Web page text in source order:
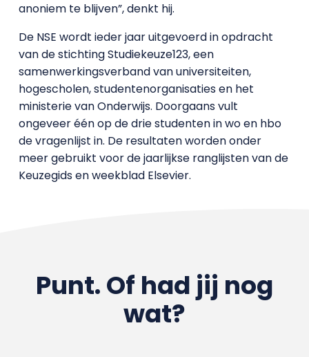
anoniem te blijven”, denkt hij.
De NSE wordt ieder jaar uitgevoerd in opdracht
van de stichting Studiekeuze123, een
samenwerkingsverband van universiteiten,
hogescholen, studentenorganisaties en het
ministerie van Onderwijs. Doorgaans vult
ongeveer één op de drie studenten in wo en hbo
de vragenlijst in. De resultaten worden onder
meer gebruikt voor de jaarlijkse ranglijsten van de
Keuzegids en weekblad Elsevier.
Punt. Of had jij nog
wat?